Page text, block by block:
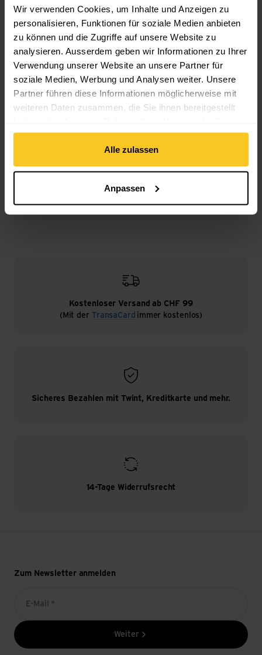
Wir verwenden Cookies, um Inhalte und Anzeigen zu
personalisieren, Funktionen für soziale Medien anbieten
zu können und die Zugriffe auf unsere Website zu
analysieren. Ausserdem geben wir Informationen zu Ihrer
Verwendung unserer Website an unsere Partner für
soziale Medien, Werbung und Analysen weiter. Unsere
Partner führen diese Informationen möglicherweise mit
weiteren Daten zusammen, die Sie ihnen bereitgestellt
gesammelt haben.
Alle zulassen
Anpassen
Masse/Gewicht
Länge: 15.5 cm
Breite: 4 cm
Gewicht in Gramm: 15 g
Kostenloser Versand ab CHF 99
(Mit der TransaCard immer kostenlos)
Sicheres Bezahlen mit Twint, Kreditkarte und mehr.
14-Tage Widerrufsrecht
Zum Newsletter anmelden
E-Mail *
Weiter